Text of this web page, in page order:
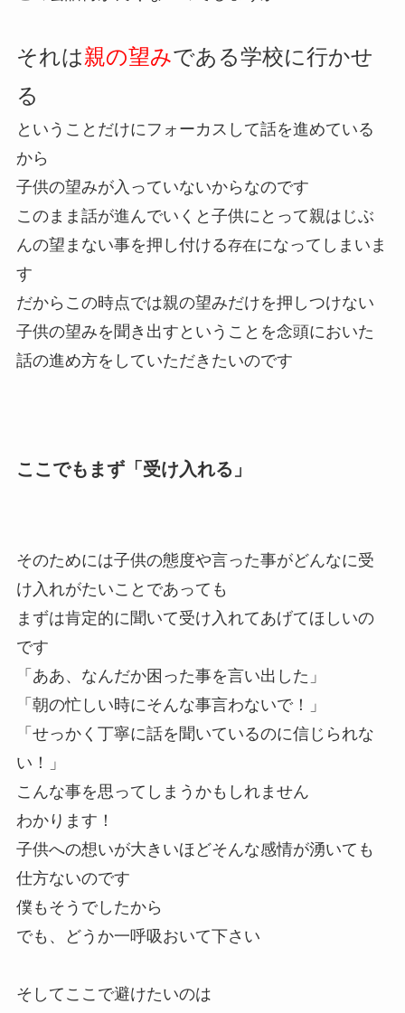
それは親の望みである学校に行かせ
る
ということだけにフォーカスして話を進めている
から
子供の望みが入っていないからなのです
このまま話が進んでいくと子供にとって親はじぶ
んの望まない事を押し付ける存在になってしまいま
す
だからこの時点では親の望みだけを押しつけない
子供の望みを聞き出すということを念頭においた
話の進め方をしていただきたいのです
ここでもまず「受け入れる」
そのためには子供の態度や言った事がどんなに受
け入れがたいことであっても
まずは肯定的に聞いて受け入れてあげてほしいの
です
「ああ、なんだか困った事を言い出した」
「朝の忙しい時にそんな事言わないで！」
「せっかく丁寧に話を聞いているのに信じられな
い！」
こんな事を思ってしまうかもしれません
わかります！
子供への想いが大きいほどそんな感情が湧いても
仕方ないのです
僕もそうでしたから
でも、どうか一呼吸おいて下さい
そしてここで避けたいのは